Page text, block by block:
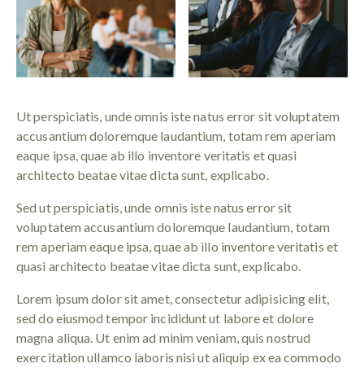
Ut perspiciatis, unde omnis iste natus error sit voluptatem
accusantium doloremque laudantium, totam rem aperiam
eaque ipsa, quae ab illo inventore veritatis et quasi
architecto beatae vitae dicta sunt, explicabo.
Sed ut perspiciatis, unde omnis iste natus error sit
voluptatem accusantium doloremque laudantium, totam
rem aperiam eaque ipsa, quae ab illo inventore veritatis et
quasi architecto beatae vitae dicta sunt, explicabo.
Lorem ipsum dolor sit amet, consectetur adipisicing elit,
sed do eiusmod tempor incididunt ut labore et dolore
magna aliqua. Ut enim ad minim veniam, quis nostrud
exercitation ullamco laboris nisi ut aliquip ex ea commodo